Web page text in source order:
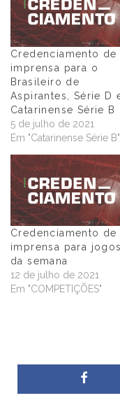
Credenciamento de
imprensa para o
Brasileiro de
Aspirantes, Série D
Catarinense Série B
5 de julho de 2021
Em "Catarinense Série B"
Credenciamento de
imprensa para jogos
da semana
12 de julho de 2021
Em "COMPETIÇÕES"